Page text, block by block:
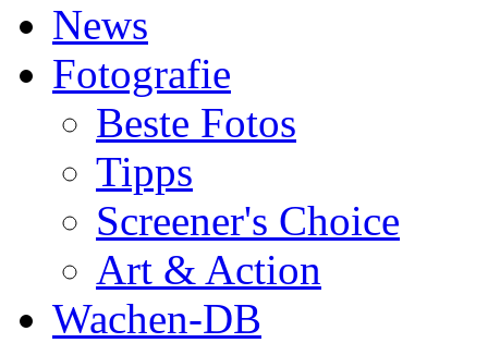
News
Fotografie
Beste Fotos
Tipps
Screener's Choice
Art & Action
Wachen-DB